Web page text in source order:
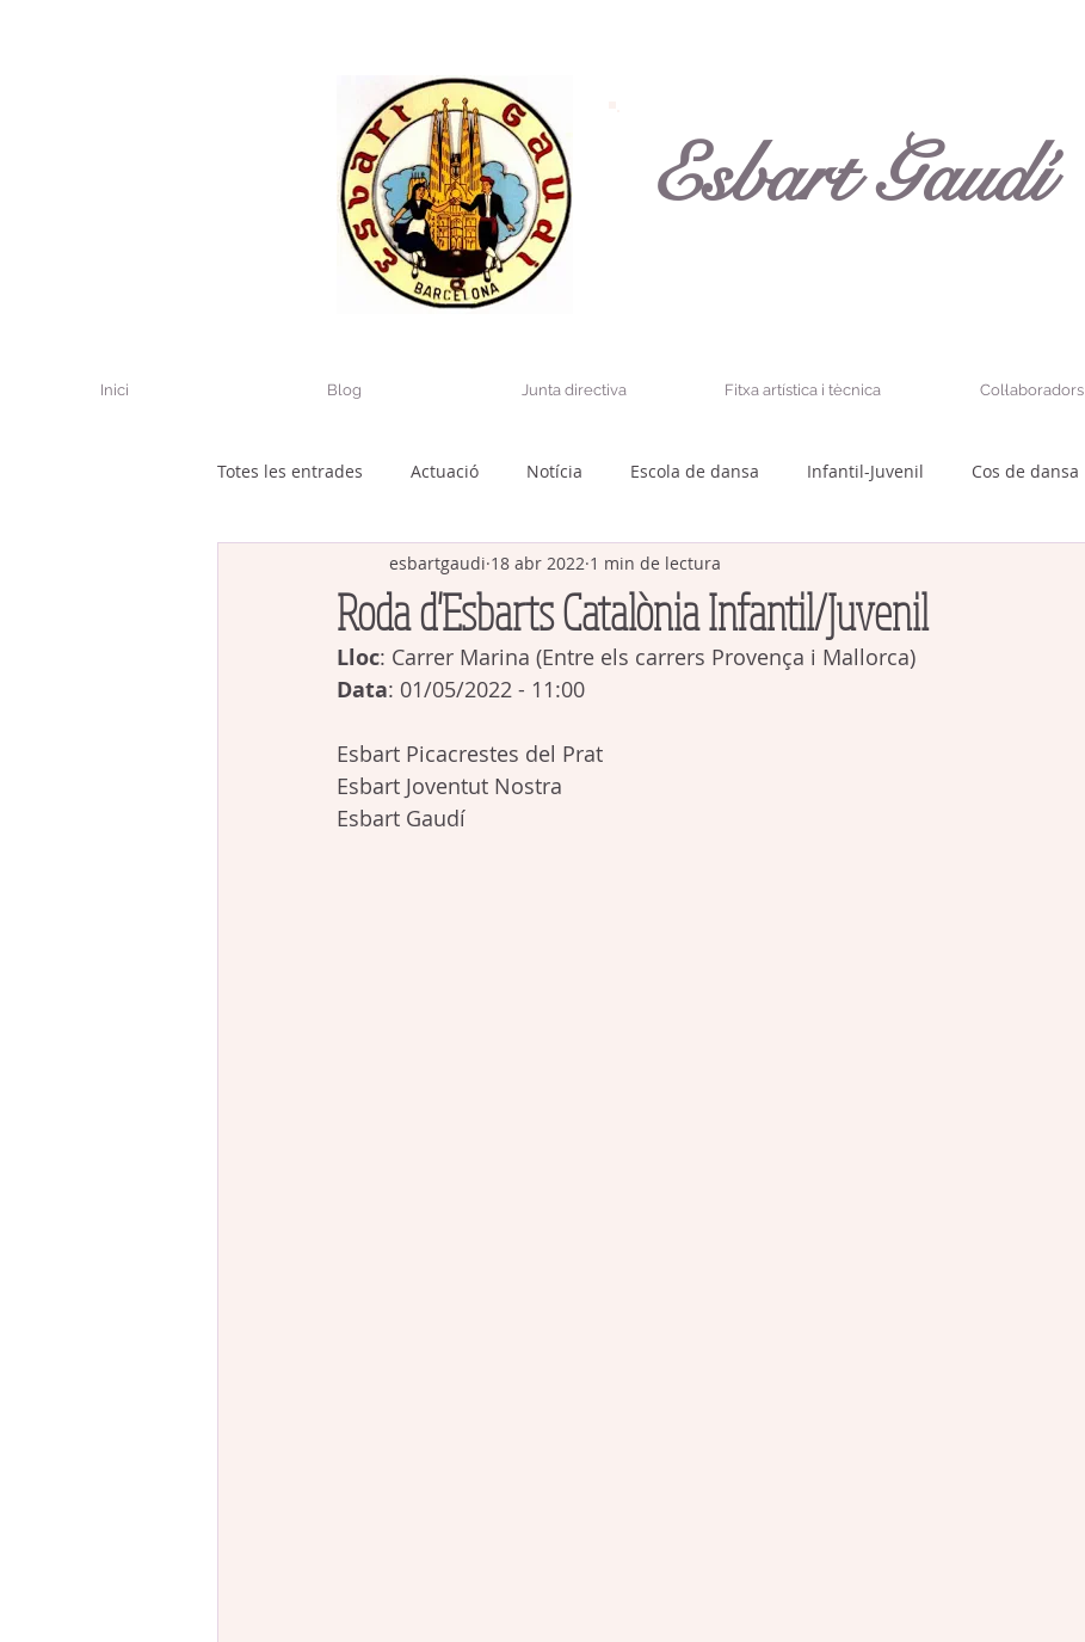
Esbart Gaudí
Inici Blog Junta directiva Fitxa artística i tècnica Col·laboradors
Totes les entrades Actuació Notícia Escola de dansa Infantil-Juvenil Cos de dansa
Roda d'Esbarts Catalònia Infantil/Juvenil
esbartgaudi 18 abr 2022 1 min de lectura
Lloc: Carrer Marina (Entre els carrers Provença i Mallorca)
Data: 01/05/2022 - 11:00
Esbart Picacrestes del Prat
Esbart Joventut Nostra
Esbart Gaudí